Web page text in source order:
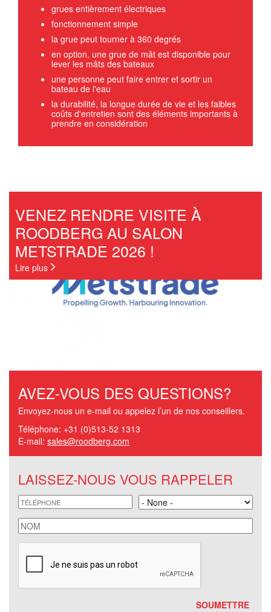
grues entièrement électriques
fonctionnement simple
la grue peut tourner à 360 degrés
en option, une grue de mât est disponible pour
lever les mâts des bateaux
une personne peut faire entrer et sortir un
bateau de l'eau
la durabilité, la longue durée de vie et les faibles
coûts d'entretien sont des éléments importants à
prendre en considération
VENEZ RENDRE VISITE À
ROODBERG AU SALON
METSTRADE 2026 !
Lire plus
AVEZ-VOUS DES QUESTIONS?
Envoyez-nous un e-mail ou appelez l’un de nos conseillers.
Téléphone: +31 (0)513-52 1313
E-mail: sales@roodberg.com
LAISSEZ-NOUS VOUS RAPPELER
téléphone
Land
nom